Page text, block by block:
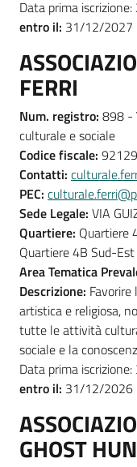
Data prima
entro il: 31/12/2027
FERRI
Num. registro: 898 -
culturale e sociale
Codice fiscale:
Contatti:
PEC:
Sede Legale: VIA
Quartiere: Quartiere
Quartiere 4B Sud-Est
Area Tematica
Descrizione:
artistica e religiosa,
tutte le attività
sociale e la
Data prima
entro il: 31/12/2026
GHOST